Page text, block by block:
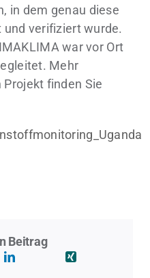
in dem genau diese
und verifiziert wurde.
war vor Ort
Mehr
finden Sie
Beitrag